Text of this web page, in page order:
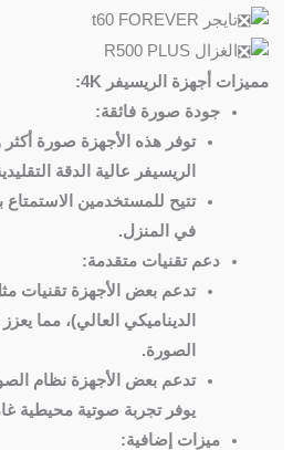
تايجر t60 FOREVER
الغزال R500 PLUS
مميزات أجهزة الريسيفر 4K:
جودة صورة فائقة:
توفر هذه الأجهزة صورة
الريسيفر عالية الدقة
تتيح للمستخدمين الاستمتاع
في المنزل.
دعم تقنيات متقدمة:
الديناميكي العالي)، مما يعزز
الصورة.
يوفر تجربة صوتية محيطية
ميزات إضافية: